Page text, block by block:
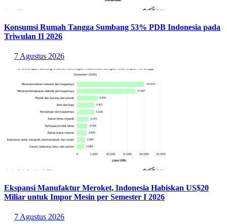
Konsumsi Rumah Tangga Sumbang 53% PDB Indonesia pada
Triwulan II 2026
7 Agustus 2026
Ekspansi Manufaktur Meroket, Indonesia Habiskan US$20
Miliar untuk Impor Mesin per Semester I 2026
7 Agustus 2026